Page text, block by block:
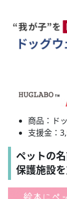
商品：ド
支援金：
ペットの
保護施設